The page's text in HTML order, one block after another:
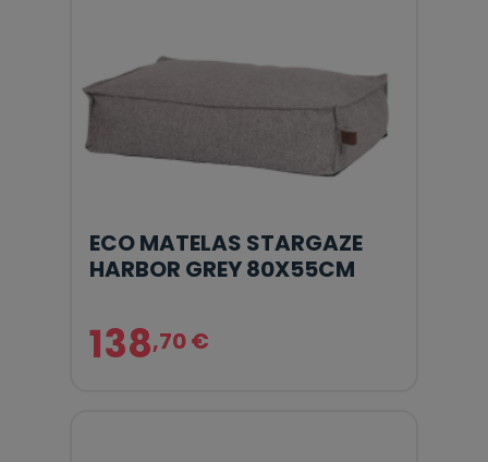
ECO MATELAS STARGAZE
HARBOR GREY 80X55CM
138,70 €